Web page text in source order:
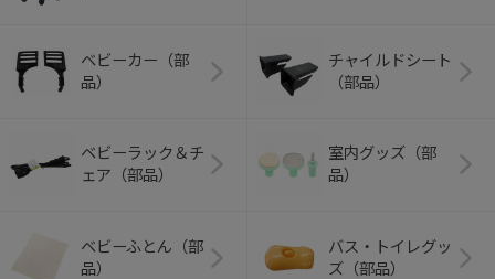
ベビーカー（部
品）
チャイルドシート
（部品）
ベビーラック＆チ
ェア（部品）
室内グッズ（部
品）
ベビーふとん（部
品）
バス・トイレグッ
ズ（部品）